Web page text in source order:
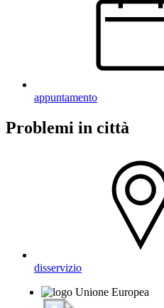
appuntamento
Problemi in città
disservizio